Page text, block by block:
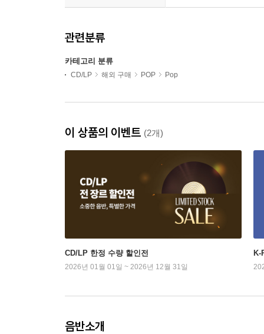
관련분류
카테고리 분류
CD/LP 해외 구매 POP Pop
이 상품의 이벤트 (2개)
CD/LP 한정 수량 할인전
2026년 01월 01일 ~ 2026년 12월 31일
K-
음반소개